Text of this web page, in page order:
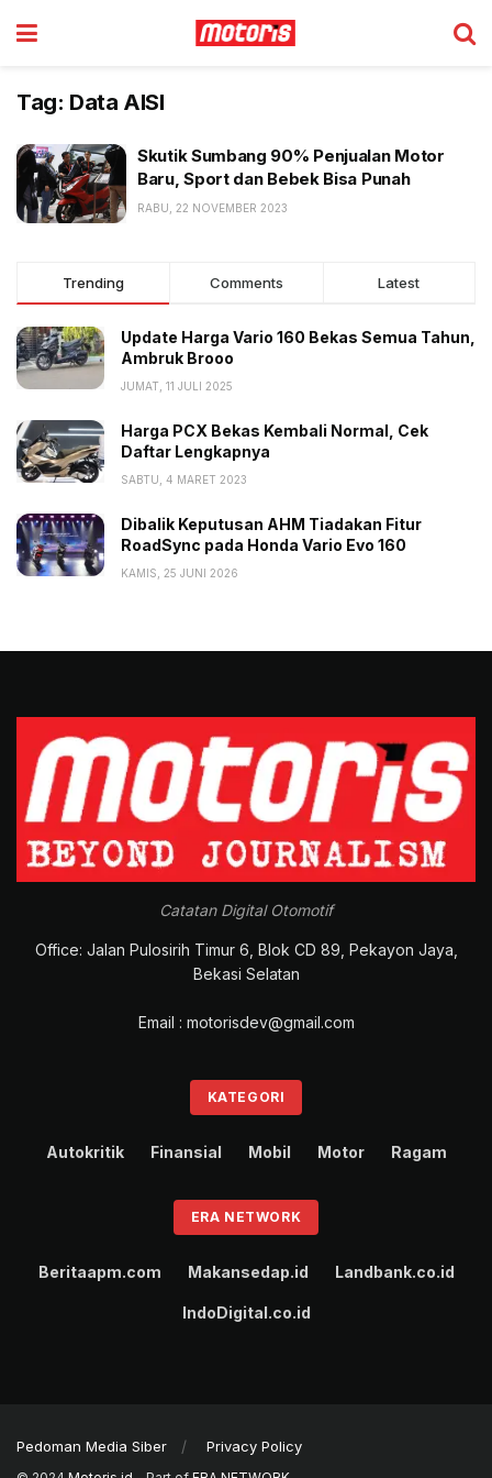
Tag: Data AISI
Skutik Sumbang 90% Penjualan Motor
Baru, Sport dan Bebek Bisa Punah
RABU, 22 NOVEMBER 2023
Trending Comments Latest
Update Harga Vario 160 Bekas Semua Tahun,
Ambruk Brooo
JUMAT, 11 JULI 2025
Harga PCX Bekas Kembali Normal, Cek
Daftar Lengkapnya
SABTU, 4 MARET 2023
Dibalik Keputusan AHM Tiadakan Fitur
RoadSync pada Honda Vario Evo 160
KAMIS, 25 JUNI 2026
Catatan Digital Otomotif
Office: Jalan Pulosirih Timur 6, Blok CD 89, Pekayon Jaya,
Bekasi Selatan
Email : motorisdev@gmail.com
KATEGORI
Autokritik Finansial Mobil Motor Ragam
ERA NETWORK
Beritaapm.com Makansedap.id Landbank.co.id
IndoDigital.co.id
Pedoman Media Siber Privacy Policy